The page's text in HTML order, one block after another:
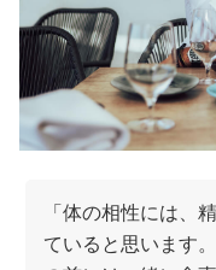
「体の相性には、
ていると思います